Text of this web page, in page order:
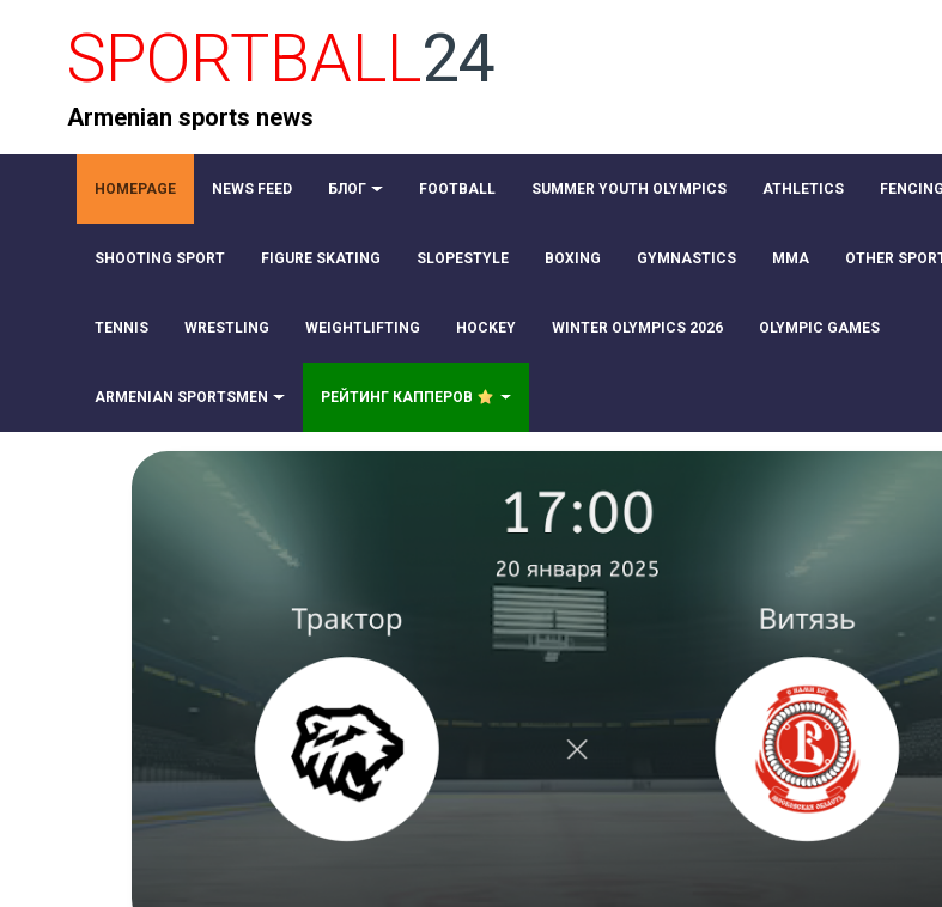
SPORTBALL24
Armenian sports news
HOMEPAGE NEWS FEED БЛОГ FOOTBALL SUMMER YOUTH OLYMPICS ATHLETICS FENCING
SHOOTING SPORT FIGURE SKATING SLOPESTYLE BOXING GYMNASTICS MMA OTHER
TENNIS WRESTLING WEIGHTLIFTING HOCKEY WINTER OLYMPICS 2026 OLYMPIC GAMES
ARMENIAN SPORTSMEN РЕЙТИНГ КАППЕРОВ